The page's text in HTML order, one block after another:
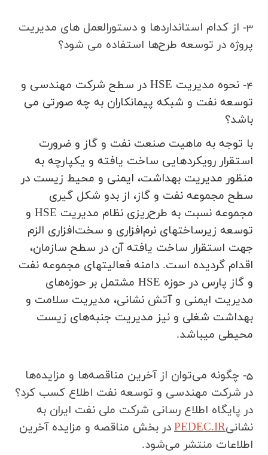
3- از كدام استانداردها و دستورالعمل هاي مديريت
پروژه در توسعه طرح‌ها استفاده مي شود؟
4- نحوه مديريت HSE در سطح شركت مهندسي و
توسعه نفت و شبكه پيمانكاران به چه صورتي مي
باشد؟
با توجه به ماهیت صنعت نفت و گاز و ضرورت
استقرار رویکردهایی ساخت یافته و یکپارچه به
منظور مدیریت بهداشت، ایمنی و محیط زیست در
سطح مجموعه نفت و گاز، از بدو شکل گیری
مجموعه نسبت به طرح‌ریزی نظام مدیریت HSE و
توسعه زیرساختهای نرم‌افزاری و سخت‌افزاری الزم
جهت استقرار ساخت یافته آن در سطح سازمان،
اقدام گردیده است. دامنه فعالیتهای مجموعه نفت
و گاز پارس در حوزه HSE مشتمل بر حوزه‌های
مدیریت ایمنی و آتش نشانی، مدیریت سلامت و
بهداشت شغلی و نیز مدیریت جنبه‌های زیست
محیطی میباشد.
5- چگونه می‌توان از آخرین مناقصه‌ها و مزایده‌ها
در شرکت مهندسي و توسعه نفت اطلاع کسب کرد؟
در پایگاه اطلاع رسانی شرکت ملی نفت ایران به
نشانیPEDEC.IRدر بخش مناقصه و مزایده آخرین
اطلاعات منتشر می‌شود.